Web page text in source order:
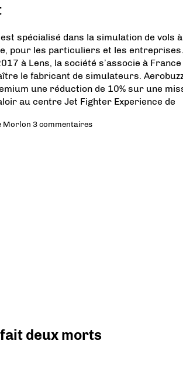
spécialisé dans la simulation de vols à
pour les particuliers et les entreprises.
à Lens, la société s’associe à France
le fabricant de simulateurs.
une réduction de 10% sur une
au centre Jet Fighter Experience de
Morlon 3 commentaires
deux morts